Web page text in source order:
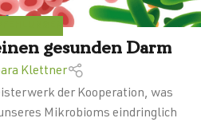
gesunden Darm
Klettner
der Kooperation, was
Mikrobioms eindringlich